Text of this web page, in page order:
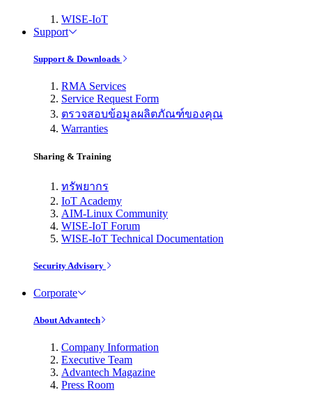
WISE-IoT
Support
Support & Downloads
RMA Services
Service Request Form
ตรวจสอบข้อมูลผลิตภัณฑ์ของคุณ
Warranties
Sharing & Training
ทรัพยากร
IoT Academy
AIM-Linux Community
WISE-IoT Forum
WISE-IoT Technical Documentation
Security Advisory
Corporate
About Advantech
Company Information
Executive Team
Advantech Magazine
Press Room